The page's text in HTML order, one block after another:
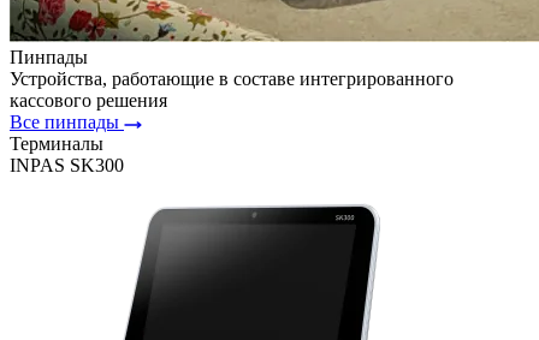
Пинпады
Устройства, работающие в составе интегрированного
кассового решения
Все пинпады
Терминалы
INPAS SK300